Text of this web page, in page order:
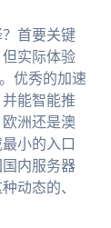
首要关键
实际体验
优秀的加速
能智能推
洲还是澳
小的入口
内服务器
动态的、